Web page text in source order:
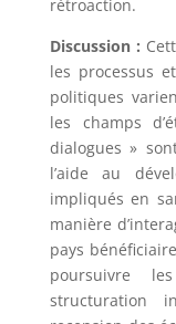
rétroaction.
Discussion :
les processus
politiques
les champs
dialogues »
l’aide au
impliqués en
manière
pays
poursuivre
structuration